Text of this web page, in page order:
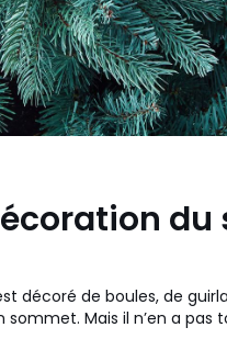
du
décoré de boules, de
Mais il n’en a pas